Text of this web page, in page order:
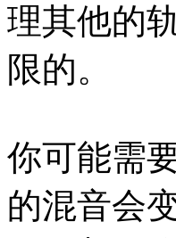
理其他的
限的。
你可能需
的混音会